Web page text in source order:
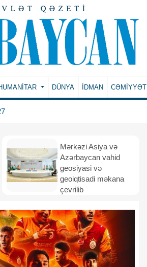
DÜNYA İDMAN CƏMİYYƏT
Mərkəzi Asiya və
Azərbaycan vahid
geosiyasi və
geoiqtisadi məkana
çevrilib